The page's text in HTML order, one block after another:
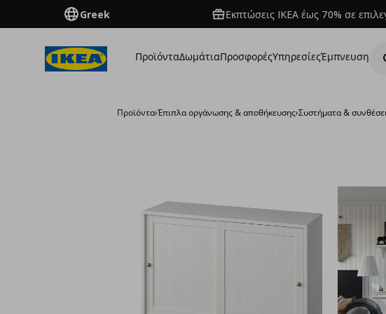
Greek Εκπτώσεις IKEA έως 70% σε
ΠροϊόνταΔωμάτιαΠροσφορέςΥπηρεσίεςΈμπνευση
Προϊόντα›Έπιπλα οργάνωσης & αποθήκευσης›Συστήματα &